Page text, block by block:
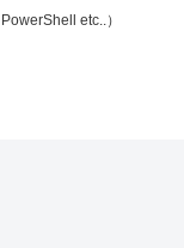
etc..）